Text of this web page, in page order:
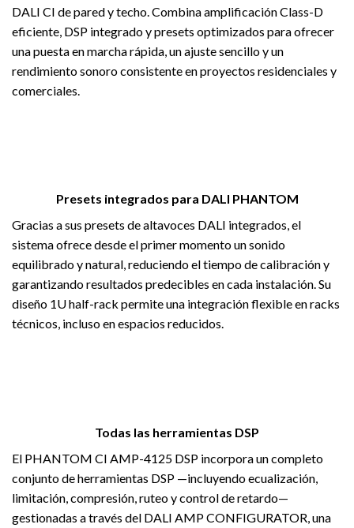
DALI CI de pared y techo. Combina amplificación Class-D
eficiente, DSP integrado y presets optimizados para ofrecer
una puesta en marcha rápida, un ajuste sencillo y un
rendimiento sonoro consistente en proyectos residenciales y
comerciales.
Presets integrados para DALI PHANTOM
Gracias a sus presets de altavoces DALI integrados, el
sistema ofrece desde el primer momento un sonido
equilibrado y natural, reduciendo el tiempo de calibración y
garantizando resultados predecibles en cada instalación. Su
diseño 1U half-rack permite una integración flexible en racks
técnicos, incluso en espacios reducidos.
Todas las herramientas DSP
El PHANTOM CI AMP-4125 DSP incorpora un completo
conjunto de herramientas DSP —incluyendo ecualización,
limitación, compresión, ruteo y control de retardo—
gestionadas a través del DALI AMP CONFIGURATOR, una